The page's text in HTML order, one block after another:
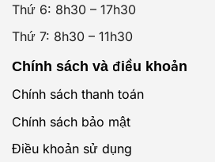
Thứ 6: 8h30 – 17h30
Thứ 7: 8h30 – 11h30
Chính sách và điều khoản
Chính sách thanh toán
Chính sách bảo mật
Điều khoản sử dụng